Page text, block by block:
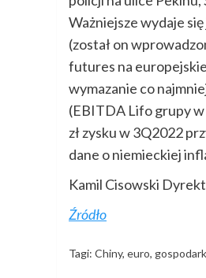
Ważniejsze wydaje
(został on
futures na
wymazanie co
(EBITDA Lifo grupy w
zł zysku w 3Q2022
dane o niemieckiej
Kamil Cisowski
Źródło
Tagi: Chiny, euro,